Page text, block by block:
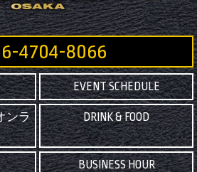
4704-8066
EVENT SCHEDULE
ンラ
DRINK & FOOD
BUSINESS HOUR